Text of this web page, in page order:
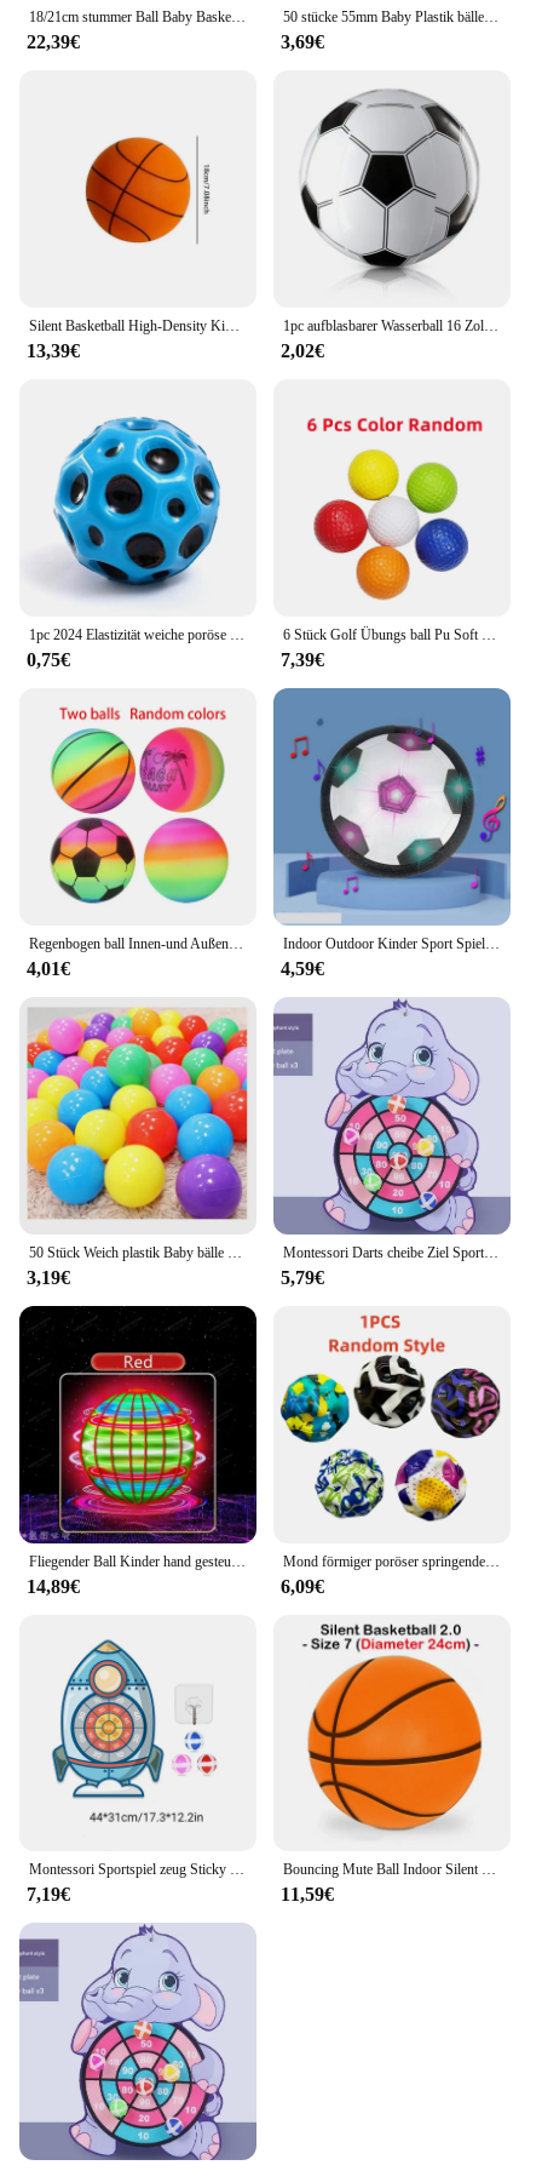
18/21cm stummer Ball Baby Basketball hohe Dichte weichen elastischen Ball Kinder Indoor Sport Geräusch reduzierung Ball Entwicklungs spiele
22,39€
50 stücke 55mm Baby Plastik bälle Wasser Pool Ozean Ball Spiele für Kinder Schwimm grube Spielhaus im Freien Sport ball Zelte Babys pielzeug
3,69€
Silent Basketball High-Density Kinder Indoor Training Schläger Ball tragbare 18cm/22cm Schwamm elastische kleine Leder Ball Spielzeug
13,39€
1pc aufblasbarer Wasserball 16 Zoll Fußball Fußball für Sommer Schwimmbad Party Gunst Spiel für Jungen Mädchen
2,02€
0,75€ 7,39€
4,01€
Indoor Outdoor Kinder Sport Spielzeug Hover Fußball Ball Spielzeug Led Blinkt Fußball Spielzeug Interaktive Kinder Sport Spielzeug Bälle Jungen Geschenke
4,59€
3,19€
Montessori Darts cheibe Ziel Sportspiel Spielzeug für Kinder 4 bis 6 Jahre alt Outdoor Indoor Mädchen Sticky Ball Jungen Geschenk
5,79€
14,89€
Mond förmiger poröser springender Ball super elastischer Balls paß Kinderspiel zeug für Kinder im Innen-und Außenbereich
6,09€
Montessori Sportspiel zeug Sticky Ball Dart Board Ziels piel für Kinder Outdoor-Spielzeug Indoor-Bildung Spielzeug Spiele für Kinder Geschenke
7,19€
Bouncing Mute Ball Indoor Silent Basketball 24cm Schaum Basketball Silent Soft Ball Air Bounce Basketball Größe 3/5/7 Sportspiel zeug
11,59€